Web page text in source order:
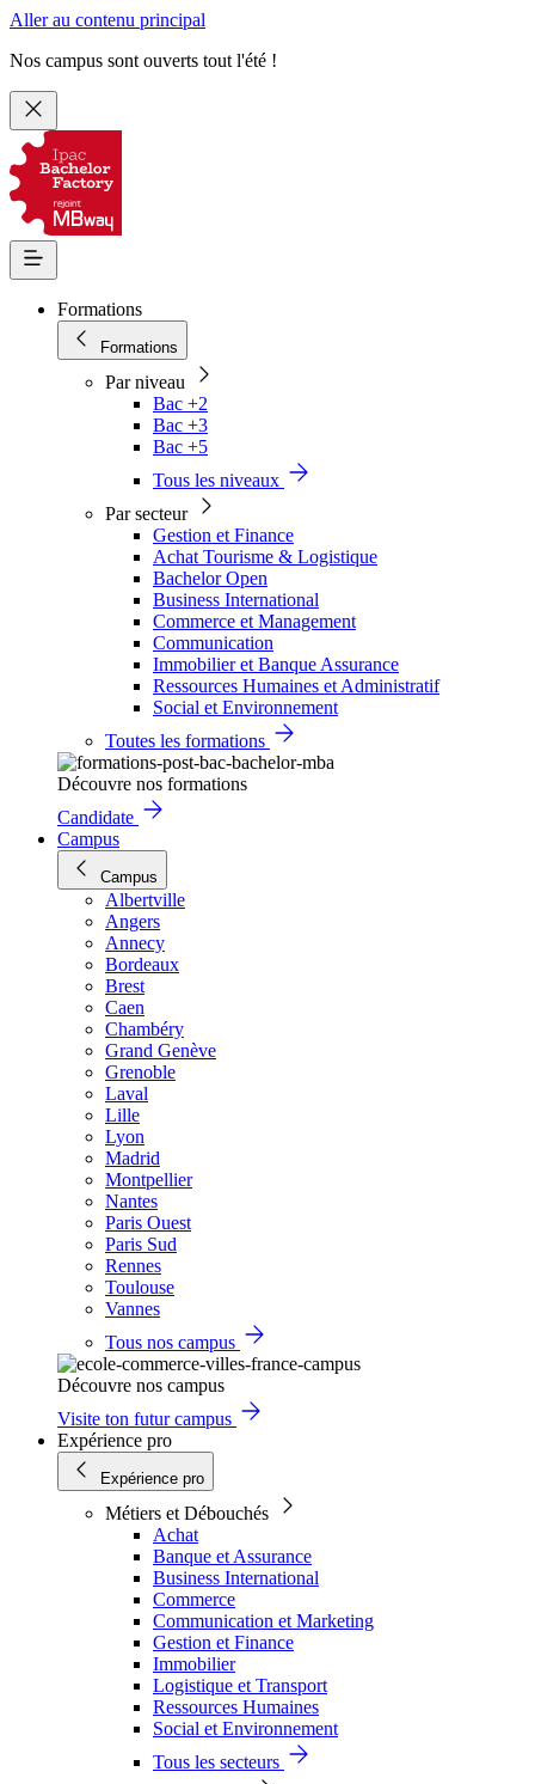
Aller au contenu principal
Nos campus sont ouverts tout l'été !
Formations
Formations
Par niveau
Bac +2
Bac +3
Bac +5
Tous les niveaux
Par secteur
Gestion et Finance
Achat Tourisme & Logistique
Bachelor Open
Business International
Commerce et Management
Communication
Immobilier et Banque Assurance
Ressources Humaines et Administratif
Social et Environnement
Toutes les formations
Découvre nos formations
Candidate
Campus
Campus
Albertville
Angers
Annecy
Bordeaux
Brest
Caen
Chambéry
Grand Genève
Grenoble
Laval
Lille
Lyon
Madrid
Montpellier
Nantes
Paris Ouest
Paris Sud
Rennes
Toulouse
Vannes
Tous nos campus
Découvre nos campus
Visite ton futur campus
Expérience pro
Expérience pro
Métiers et Débouchés
Achat
Banque et Assurance
Business International
Commerce
Communication et Marketing
Gestion et Finance
Immobilier
Logistique et Transport
Ressources Humaines
Social et Environnement
Tous les secteurs